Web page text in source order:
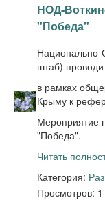
НОД-
"Победа"
Национально-
штаб)
в рамках
Крыму к
Мероприятие
"Победа".
Читать
Категория:
Просмотров: